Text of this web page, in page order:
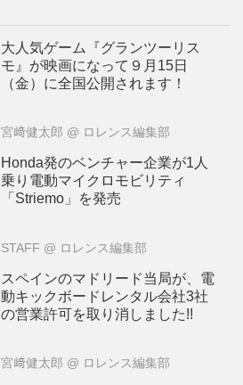
大人気ゲーム『グランツーリス
モ』が映画になって９月15日
（金）に全国公開されます！
宮﨑健太郎 @ ロレンス編集部
Honda発のベンチャー企業が1人
乗り電動マイクロモビリティ
「Striemo」を発売
STAFF @ ロレンス編集部
スペインのマドリード当局が、電
動キックボードレンタル会社3社
の営業許可を取り消しました!!
宮﨑健太郎 @ ロレンス編集部